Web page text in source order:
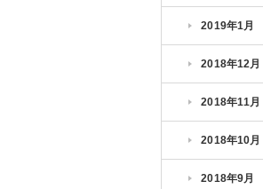
2019年1月
2018年12月
2018年11月
2018年10月
2018年9月